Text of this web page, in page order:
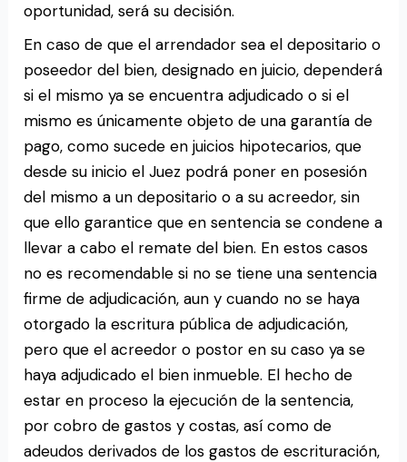
oportunidad, será su decisión.
En caso de que el arrendador sea el depositario o
poseedor del bien, designado en juicio, dependerá
si el mismo ya se encuentra adjudicado o si el
mismo es únicamente objeto de una garantía de
pago, como sucede en juicios hipotecarios, que
desde su inicio el Juez podrá poner en posesión
del mismo a un depositario o a su acreedor, sin
que ello garantice que en sentencia se condene a
llevar a cabo el remate del bien. En estos casos
no es recomendable si no se tiene una sentencia
firme de adjudicación, aun y cuando no se haya
otorgado la escritura pública de adjudicación,
pero que el acreedor o postor en su caso ya se
haya adjudicado el bien inmueble. El hecho de
estar en proceso la ejecución de la sentencia,
por cobro de gastos y costas, así como de
adeudos derivados de los gastos de escrituración,